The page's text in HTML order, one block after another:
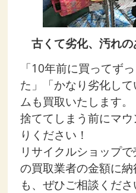
古くて劣化、汚れ
「10年前に買ってず
た」「かなり劣化し
ムも買取いたします。
捨ててしまう前にマ
りください！
リサイクルショップ
の買取業者の金額に
も、ぜひご相談くださ